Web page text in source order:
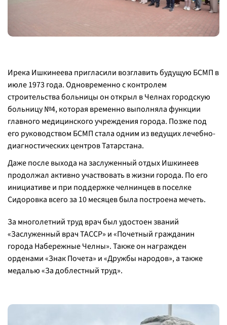
Ирека Ишкинеева пригласили возглавить будущую БСМП в
июле 1973 года. Одновременно с контролем
строительства больницы он открыл в Челнах городскую
больницу №4, которая временно выполняла функции
главного медицинского учреждения города. Позже под
его руководством БСМП стала одним из ведущих лечебно-
диагностических центров Татарстана.
Даже после выхода на заслуженный отдых Ишкинеев
продолжал активно участвовать в жизни города. По его
инициативе и при поддержке челнинцев в поселке
Сидоровка всего за 10 месяцев была построена мечеть.
За многолетний труд врач был удостоен званий
«Заслуженный врач ТАССР» и «Почетный гражданин
города Набережные Челны». Также он награжден
орденами «Знак Почета» и «Дружбы народов», а также
медалью «За доблестный труд».